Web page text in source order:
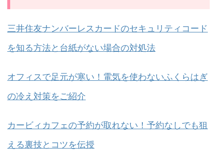
三井住友ナンバーレスカードのセキュリティコード
を知る方法と台紙がない場合の対処法
オフィスで足元が寒い！電気を使わないふくらはぎ
の冷え対策をご紹介
カービィカフェの予約が取れない！予約なしでも狙
える裏技とコツを伝授